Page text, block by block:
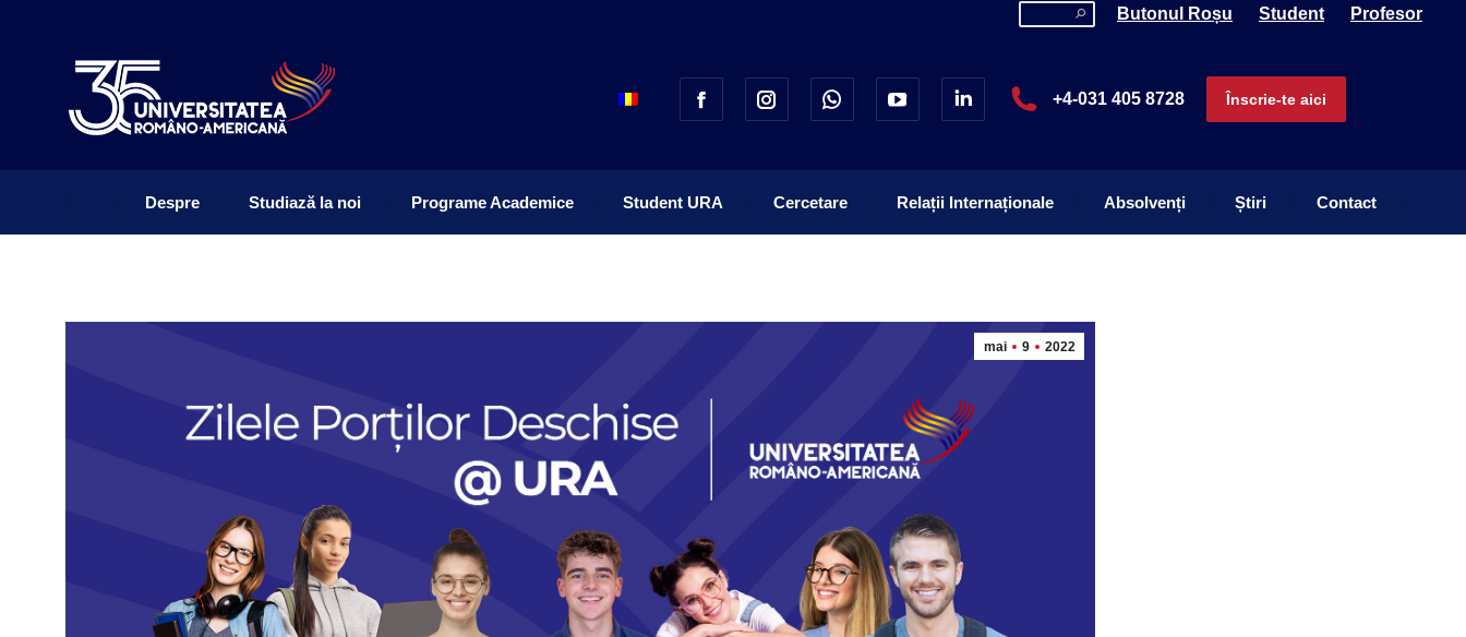
Search: Butonul Roșu Student Profesor
+4-031 405 8728 Înscrie-te aici
Despre Studiază la noi Programe Academice Student URA Cercetare Relații Internaționale Absolvenți Știri Contact
mai 9 2022
Relații Internaționale